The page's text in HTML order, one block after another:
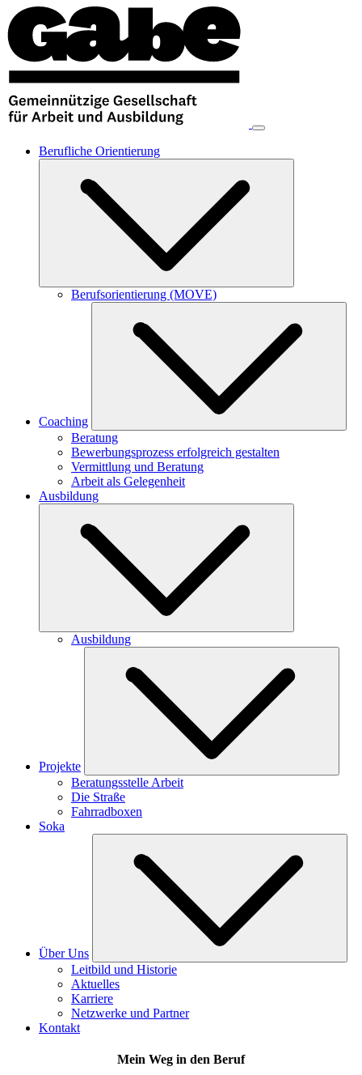
Berufliche Orientierung
Berufsorientierung (MOVE)
Coaching
Beratung
Bewerbungsprozess erfolgreich gestalten
Vermittlung und Beratung
Arbeit als Gelegenheit
Ausbildung
Ausbildung
Projekte
Beratungsstelle Arbeit
Die Straße
Fahrradboxen
Soka
Über Uns
Leitbild und Historie
Aktuelles
Karriere
Netzwerke und Partner
Kontakt
Mein Weg in den Beruf